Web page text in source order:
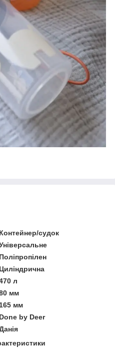
Контейнер/судок
Поліпропілен
Циліндрична
л
мм
165 мм
Done by Deer